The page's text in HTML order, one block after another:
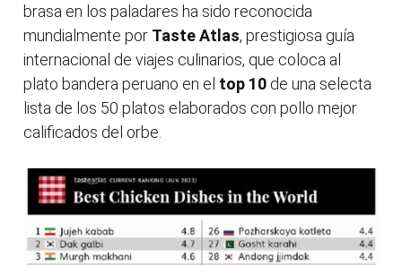
brasa en los paladares ha sido reconocida
mundialmente por Taste Atlas, prestigiosa guía
internacional de viajes culinarios, que coloca al
plato bandera peruano en el top 10 de una selecta
lista de los 50 platos elaborados con pollo mejor
calificados del orbe.